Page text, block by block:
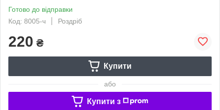
Готово до відправки
Код: 8005-ч
Роздріб
220 ₴
Купити
або
Купити з